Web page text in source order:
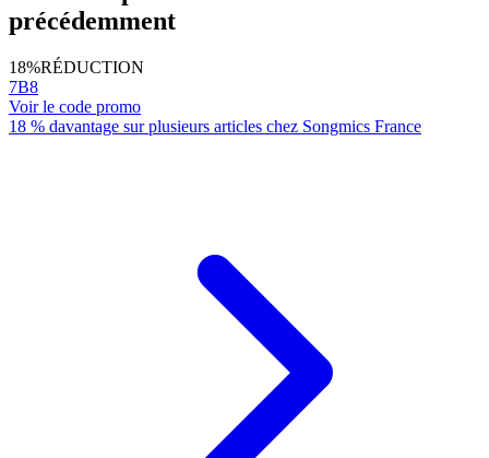
précédemment
18%RÉDUCTION
7B8
Voir le code promo
18 % davantage sur plusieurs articles chez Songmics France